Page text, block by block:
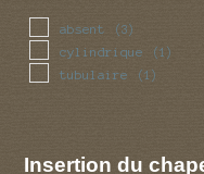
absent (3)
cylindrique (1)
tubulaire (1)
Insertion du